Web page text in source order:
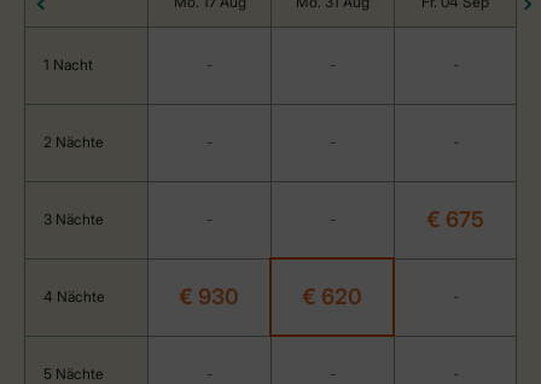
1 Nacht - - -
2 Nächte - - -
3 Nächte - - € 675
4 Nächte € 930 € 620 -
5 Nächte - - -